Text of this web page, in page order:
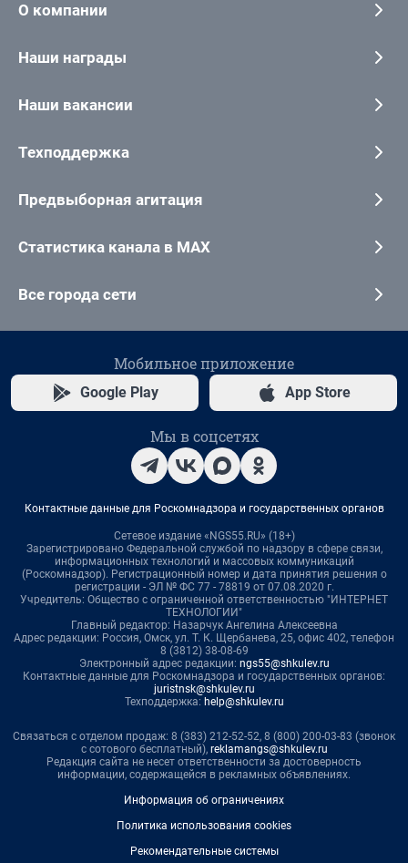
О компании
Наши награды
Наши вакансии
Техподдержка
Предвыборная агитация
Статистика канала в MAX
Все города сети
Мобильное приложение
Google Play App Store
Мы в соцсетях
Контактные данные для Роскомнадзора и государственных органов
Сетевое издание «NGS55.RU» (18+)
Зарегистрировано Федеральной службой по надзору в сфере связи,
информационных технологий и массовых коммуникаций
(Роскомнадзор). Регистрационный номер и дата принятия решения о
регистрации - ЭЛ № ФС 77 - 78819 от 07.08.2020 г.
Учредитель: Общество с ограниченной ответственностью "ИНТЕРНЕТ
ТЕХНОЛОГИИ"
Главный редактор: Назарчук Ангелина Алексеевна
Адрес редакции: Россия, Омск, ул. Т. К. Щербанева, 25, офис 402, телефон
8 (3812) 38-08-69
Электронный адрес редакции: ngs55@shkulev.ru
Контактные данные для Роскомнадзора и государственных органов:
juristnsk@shkulev.ru
Техподдержка: help@shkulev.ru
Связаться с отделом продаж: 8 (383) 212-52-52, 8 (800) 200-03-83 (звонок
с сотового бесплатный), reklamangs@shkulev.ru
Редакция сайта не несет ответственности за достоверность
информации, содержащейся в рекламных объявлениях.
Информация об ограничениях
Политика использования cookies
Рекомендательные системы